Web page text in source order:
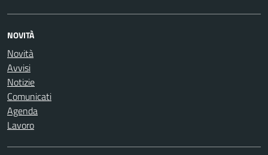
NOVITÀ
Novità
Avvisi
Notizie
Comunicati
Agenda
Lavoro